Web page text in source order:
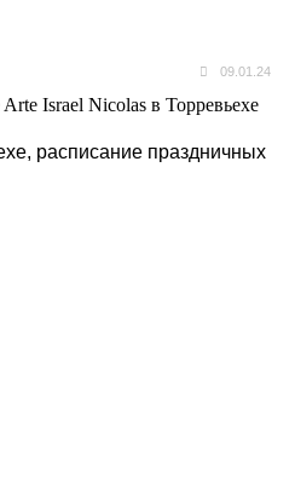
09.01.24
Israel Nicolas в Торревьехе